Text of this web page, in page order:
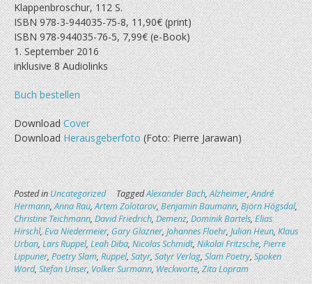
Klappenbroschur, 112 S.
ISBN 978-3-944035-75-8, 11,90€ (print)
ISBN 978-944035-76-5, 7,99€ (e-Book)
1. September 2016
inklusive 8 Audiolinks
Buch bestellen
DownloadCover
DownloadHerausgeberfoto(Foto: Pierre Jarawan)
Posted inUncategorized TaggedAlexander Bach,Alzheimer,André
Hermann,Anna Rau,Artem Zolotarov,Benjamin Baumann,Björn Högsdal,
Christine Teichmann,David Friedrich,Demenz,Dominik Bartels,Elias
Hirschl,Eva Niedermeier,Gary Glazner,Johannes Floehr,Julian Heun,Klaus
Urban,Lars Ruppel,Leah Diba,Nicolas Schmidt,Nikolai Fritzsche,Pierre
Lippuner,Poetry Slam,Ruppel,Satyr,Satyr Verlag,Slam Poetry,Spoken
Word,Stefan Unser,Volker Surmann,Weckworte,Zita Lopram